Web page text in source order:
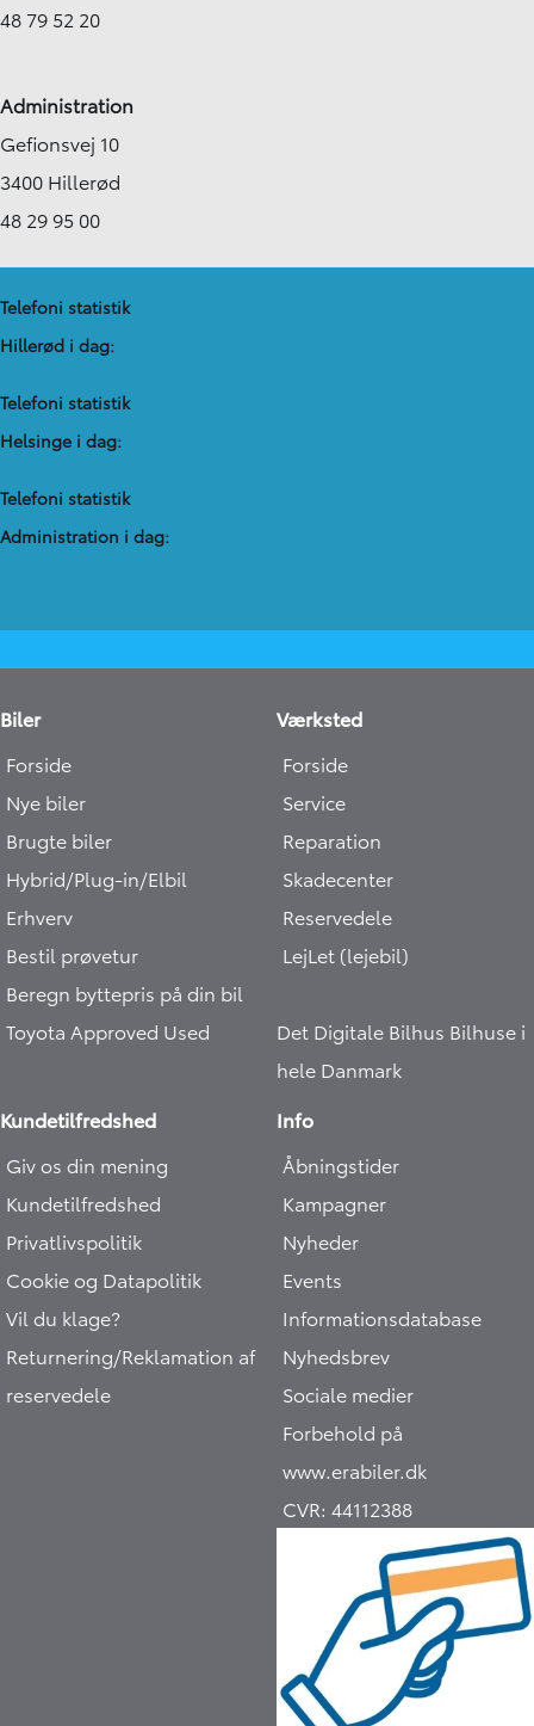
48 79 52 20
Administration
Gefionsvej 10
3400 Hillerød
48 29 95 00
Telefoni statistik
Hillerød i dag:
Telefoni statistik
Helsinge i dag:
Telefoni statistik
Administration​ i dag:
Biler
Forside
Nye biler
Brugte biler
Hybrid/Plug-in/Elbil
Erhverv
Bestil prøvetur
Beregn byttepris på din bil
Toyota Approved Used
Værksted
Forside
Service
Reparation
Skadecenter
Reservedele
LejLet (lejebil)
Det Digitale Bilhus Bilhuse i
hele Danmark
Kundetilfredshed
Giv os din mening
Kundetilfredshed
Privatlivspolitik
Cookie og Datapolitik
Vil du klage?
Returnering/Reklamation af
reservedele
Info
Åbningstider
Kampagner
Nyheder
Events
Informationsdatabase
Nyhedsbrev
Sociale medier
Forbehold på
www.erabiler.dk
CVR:44112388